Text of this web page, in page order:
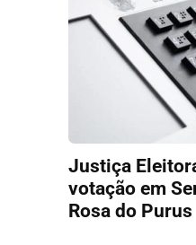
Justiça
votação em
Rosa do Purus